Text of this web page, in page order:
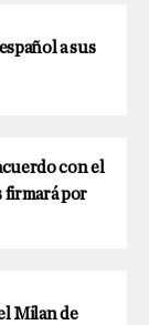
a sus
con el
firmará por
Milan de